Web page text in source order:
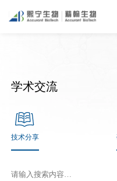
学术交流
技术分享